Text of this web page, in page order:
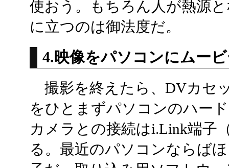
使おう。もちろん人が熱源
に立つのは御法度だ。
4.映像をパソコンにムー
撮影を終えたら、DVカセ
をひとまずパソコンのハー
カメラとの接続はi.Link端子
る。最近のパソコンならば